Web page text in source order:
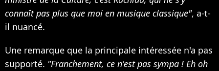
connaît pas plus que moi en musique classique", a-t-
il nuancé.
Une remarque que la principale intéressée n'a pas
supporté. "Franchement, ce n'est pas sympa ! Eh oh